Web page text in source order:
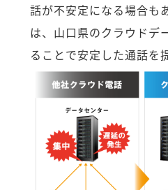
話が不安定になる場合も
は、山口県のクラウドデ
ることで安定した通話を